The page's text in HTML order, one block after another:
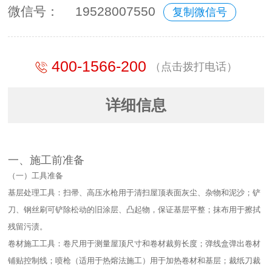
微信号： 19528007550 复制微信号
400-1566-200 （点击拨打电话）
详细信息
一、施工前准备​
（一）工具准备​
基层处理工具：扫帚、高压水枪用于清扫屋顶表面灰尘、杂物和泥沙；铲
刀、钢丝刷可铲除松动的旧涂层、凸起物，保证基层平整；抹布用于擦拭
残留污渍。​
卷材施工工具：卷尺用于测量屋顶尺寸和卷材裁剪长度；弹线盒弹出卷材
铺贴控制线；喷枪（适用于热熔法施工）用于加热卷材和基层；裁纸刀裁